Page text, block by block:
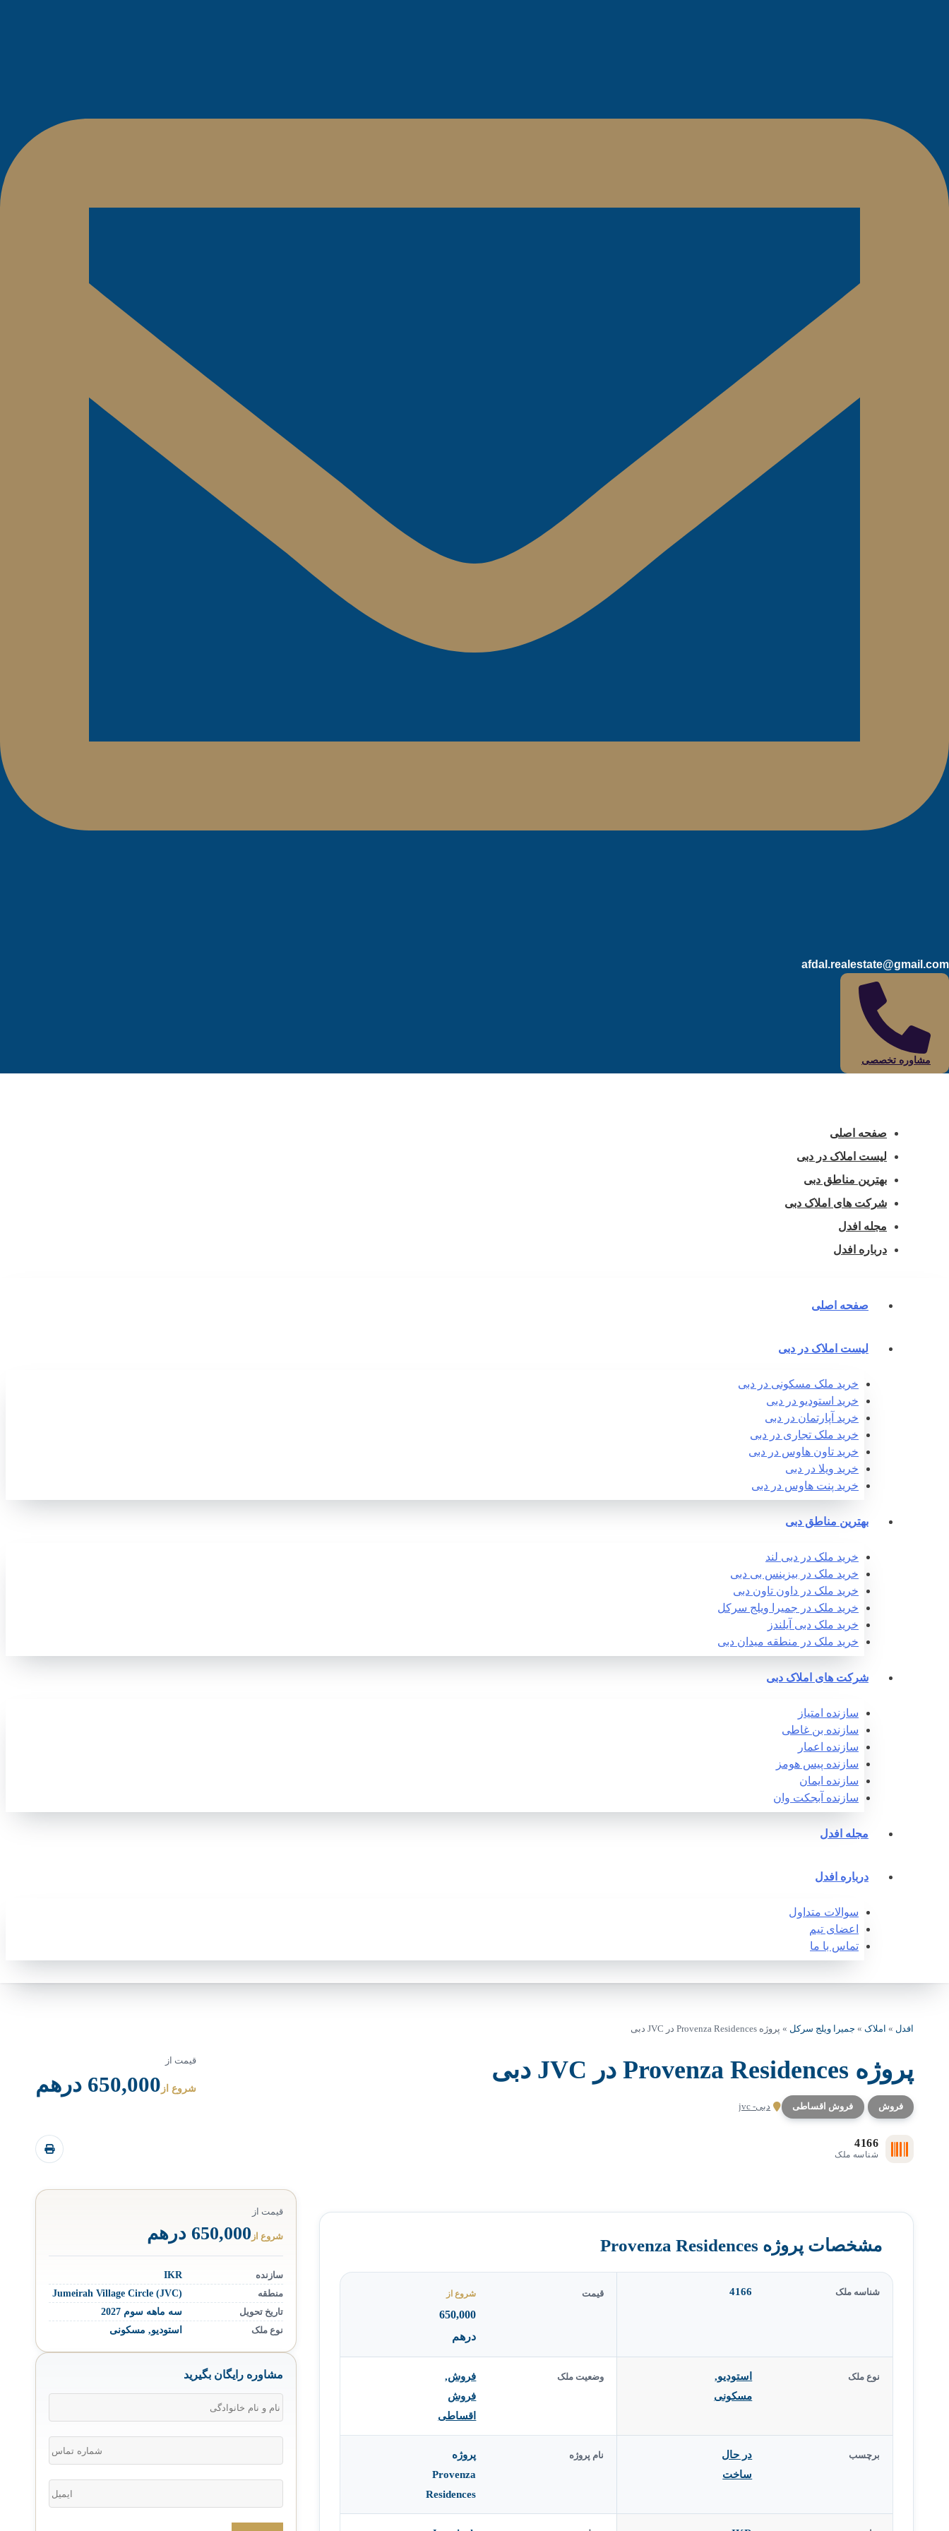
afdal.realestate@gmail.com
مشاوره تخصصی
صفحه اصلی
لیست املاک در دبی
بهترین مناطق دبی
شرکت های املاک دبی
مجله افدل
درباره افدل
صفحه اصلی
لیست املاک در دبی
خرید ملک مسکونی در دبی
خرید استودیو در دبی
خرید آپارتمان در دبی
خرید ملک تجاری در دبی
خرید تاون هاوس در دبی
خرید ویلا در دبی
خرید پنت هاوس در دبی
بهترین مناطق دبی
خرید ملک در دبی لند
خرید ملک در بیزینس بی دبی
خرید ملک در داون تاون دبی
خرید ملک در جمیرا ویلج سرکل
خرید ملک دبی آیلندز
خرید ملک در منطقه میدان دبی
شرکت های املاک دبی
سازنده امتیاز
سازنده بن غاطی
سازنده اعمار
سازنده پیس هومز
سازنده ایمان
سازنده آبجکت وان‎
مجله افدل
درباره افدل
سوالات متداول
اعضای تیم
تماس با ما
افدل » املاک » جمیرا ویلج سرکل » پروژه Provenza Residences در JVC دبی
پروژه Provenza Residences در JVC دبی
فروش فروش اقساطی دبی- jvc
قیمت از
شروع از 650,000 درهم
4166
شناسه ملک
مشخصات پروژه Provenza Residences
شناسه ملک 4166 قیمت شروع از
650,000
درهم
نوع ملک استودیو,
مسکونی
وضعیت ملک فروش,
فروش
اقساطی
برچسب
در حال
ساخت
نام پروژه
پروژه
Provenza
Residences
قیمت از
شروع از 650,000 درهم
سازنده
IKR
منطقه
Jumeirah Village Circle (JVC)
تاریخ تحویل
سه ماهه سوم 2027
نوع ملک
استودیو, مسکونی
مشاوره رایگان بگیرید